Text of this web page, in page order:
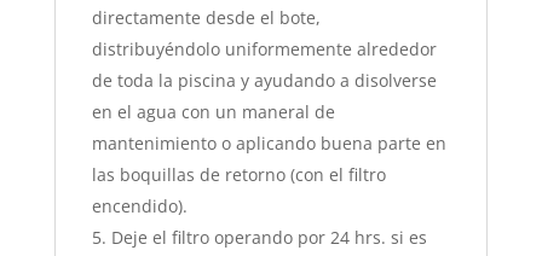
directamente desde el bote,
distribuyéndolo uniformemente alrededor
de toda la piscina y ayudando a disolverse
en el agua con un maneral de
mantenimiento o aplicando buena parte en
las boquillas de retorno (con el filtro
encendido).
Deje el filtro operando por 24 hrs. si es